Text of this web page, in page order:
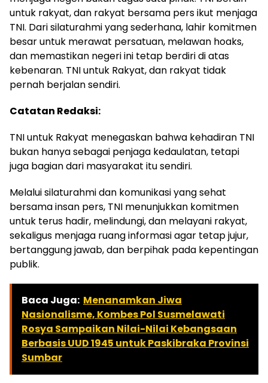
untuk rakyat, dan rakyat bersama pers ikut menjaga
TNI. Dari silaturahmi yang sederhana, lahir komitmen
besar untuk merawat persatuan, melawan hoaks,
dan memastikan negeri ini tetap berdiri di atas
kebenaran. TNI untuk Rakyat, dan rakyat tidak
pernah berjalan sendiri.
Catatan Redaksi:
TNI untuk Rakyat menegaskan bahwa kehadiran TNI
bukan hanya sebagai penjaga kedaulatan, tetapi
juga bagian dari masyarakat itu sendiri.
Melalui silaturahmi dan komunikasi yang sehat
bersama insan pers, TNI menunjukkan komitmen
untuk terus hadir, melindungi, dan melayani rakyat,
sekaligus menjaga ruang informasi agar tetap jujur,
bertanggung jawab, dan berpihak pada kepentingan
publik.
Baca Juga: Menanamkan Jiwa
Nasionalisme, Kombes Pol Susmelawati
Rosya Sampaikan Nilai-Nilai Kebangsaan
Berbasis UUD 1945 untuk Paskibraka Provinsi
Sumbar